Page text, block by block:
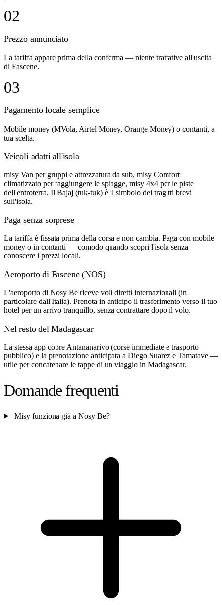
02
Prezzo annunciato
La tariffa appare prima della conferma — niente trattative all'uscita
di Fascene.
03
Pagamento locale semplice
Mobile money (MVola, Airtel Money, Orange Money) o contanti, a
tua scelta.
Veicoli adatti all'isola
misy Van per gruppi e attrezzatura da sub, misy Comfort
climatizzato per raggiungere le spiagge, misy 4x4 per le piste
dell'entroterra. Il Bajaj (tuk-tuk) è il simbolo dei tragitti brevi
sull'isola.
Paga senza sorprese
La tariffa è fissata prima della corsa e non cambia. Paga con mobile
money o in contanti — comodo quando scopri l'isola senza
conoscere i prezzi locali.
Aeroporto di Fascene (NOS)
L'aeroporto di Nosy Be riceve voli diretti internazionali (in
particolare dall'Italia). Prenota in anticipo il trasferimento verso il tuo
hotel per un arrivo tranquillo, senza contrattare dopo il volo.
Nel resto del Madagascar
La stessa app copre Antananarivo (corse immediate e trasporto
pubblico) e la prenotazione anticipata a Diego Suarez e Tamatave —
utile per concatenare le tappe di un viaggio in Madagascar.
Domande frequenti
Misy funziona già a Nosy Be?